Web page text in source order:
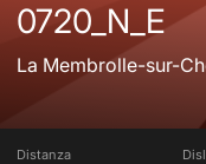
0720_N_E
La Membrolle-sur-
Distanza